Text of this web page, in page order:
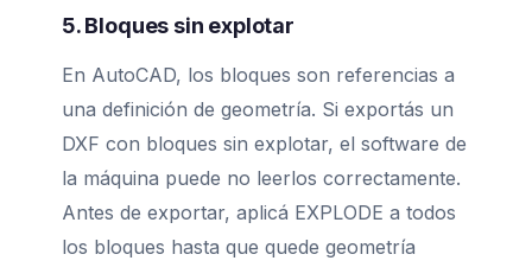
5. Bloques sin explotar
En AutoCAD, los bloques son referencias a
una definición de geometría. Si exportás un
DXF con bloques sin explotar, el software de
la máquina puede no leerlos correctamente.
Antes de exportar, aplicá EXPLODE a todos
los bloques hasta que quede geometría